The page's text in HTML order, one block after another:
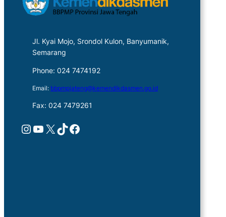
Jl. Kyai Mojo, Srondol Kulon, Banyumanik,
Semarang
Phone: 024 7474192
Email: bbpmpjateng@kemendikdasmen.go.id
Fax: 024 7479261
Instagram YouTube X TikTok Facebook